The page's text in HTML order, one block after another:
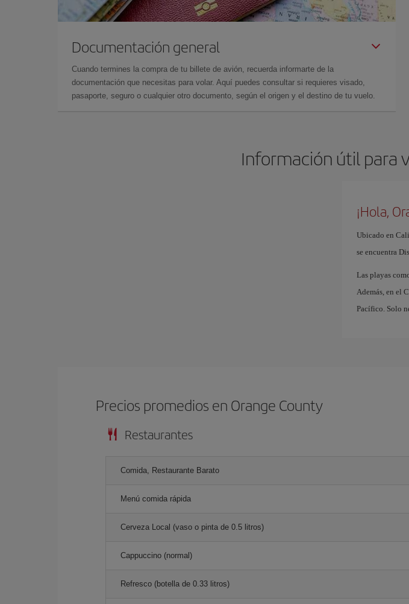
Documentación general
Cuando termines la compra de tu billete de avión, recuerda informarte de la
documentación que necesitas para volar. Aquí puedes consultar si requieres visado,
pasaporte, seguro o cualquier otro documento, según el origen y el destino de tu vuelo.
Información útil para
¡Hola,
Ubicado en
se encuentra
Las playas
Además, en el
Pacífico. Solo
Precios promedios en Orange County
Restaurantes
Comida, Restaurante Barato
Menú comida rápida
Cerveza Local (vaso o pinta de 0.5 litros)
Cappuccino (normal)
Refresco (botella de 0.33 litros)